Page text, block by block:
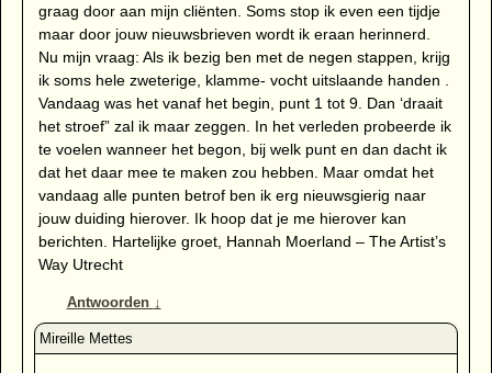
graag door aan mijn cliënten. Soms stop ik even een tijdje
maar door jouw nieuwsbrieven wordt ik eraan herinnerd.
Nu mijn vraag: Als ik bezig ben met de negen stappen, krijg
ik soms hele zweterige, klamme- vocht uitslaande handen .
Vandaag was het vanaf het begin, punt 1 tot 9. Dan ‘draait
het stroef” zal ik maar zeggen. In het verleden probeerde ik
te voelen wanneer het begon, bij welk punt en dan dacht ik
dat het daar mee te maken zou hebben. Maar omdat het
vandaag alle punten betrof ben ik erg nieuwsgierig naar
jouw duiding hierover. Ik hoop dat je me hierover kan
berichten. Hartelijke groet, Hannah Moerland – The Artist’s
Way Utrecht
Antwoorden ↓